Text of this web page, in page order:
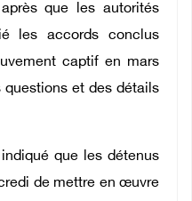
que les autorités
les accords conclus
captif en mars
et des détails
que les détenus
de mettre en œuvre